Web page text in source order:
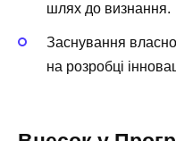
шлях до визнання.
Заснування
на розробці